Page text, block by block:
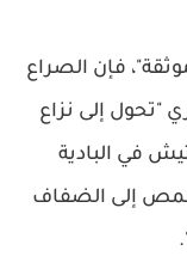
فإن الصراع
"تحول إلى نزاع
في البادية
حمص إلى الضفاف